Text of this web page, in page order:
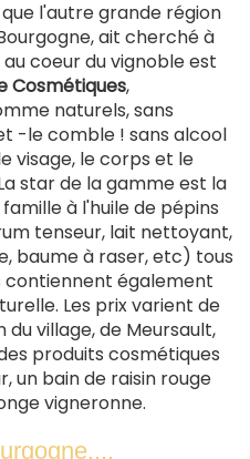
l'autre grande région
ait cherché à
coeur du vignoble est
Cosmétiques,
naturels, sans
-le comble ! sans alcool
visage, le corps et le
star de la gamme est la
à l'huile de pépins
tenseur, lait nettoyant,
baume à raser, etc) tous
contiennent également
Les prix varient de
du village, de Meursault,
produits cosmétiques
un bain de raisin rouge
vigneronne.